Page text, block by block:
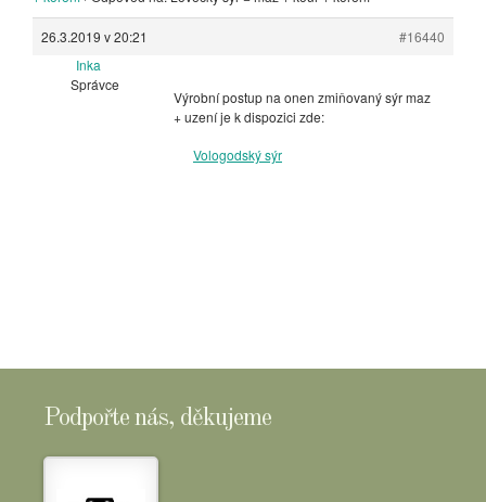
26.3.2019 v 20:21
#16440
Inka
Správce
Výrobní postup na onen zmiňovaný sýr maz
+ uzení je k dispozici zde:
Vologodský sýr
Podpořte nás, děkujeme